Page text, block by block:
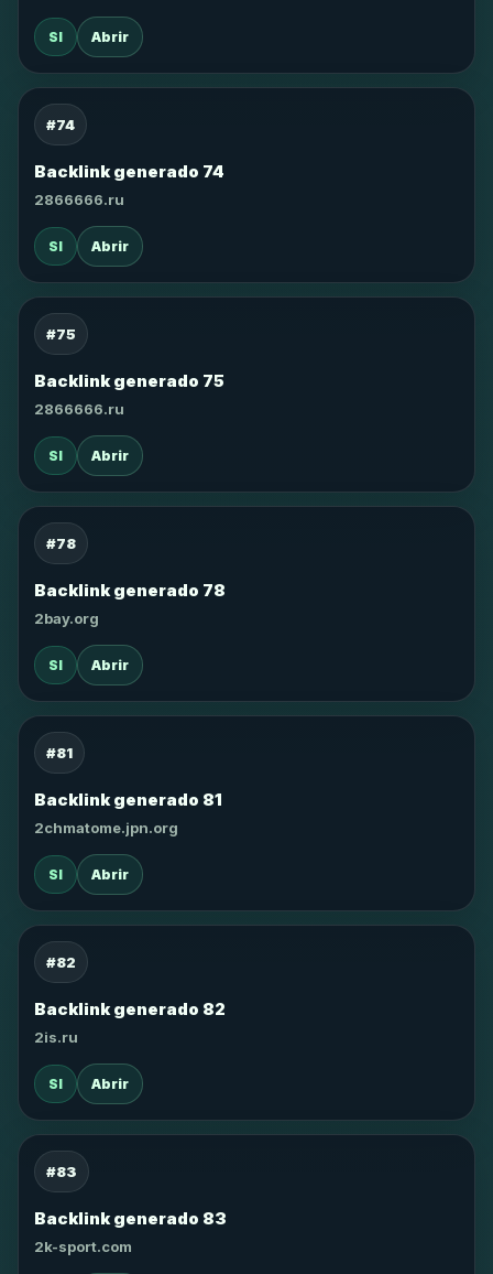
SI Abrir
#74
Backlink generado 74
2866666.ru
SI Abrir
#75
Backlink generado 75
2866666.ru
SI Abrir
#78
Backlink generado 78
2bay.org
SI Abrir
#81
Backlink generado 81
2chmatome.jpn.org
SI Abrir
#82
Backlink generado 82
2is.ru
SI Abrir
#83
Backlink generado 83
2k-sport.com